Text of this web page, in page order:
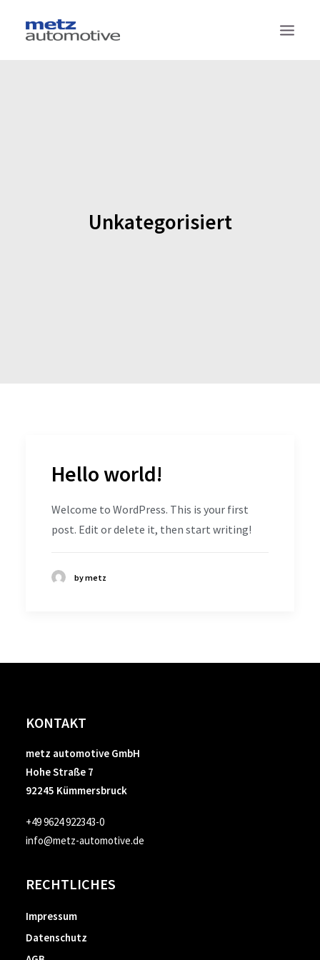
Unkategorisiert
Hello world!
Welcome to WordPress. This is your first
post. Edit or delete it, then start writing!
by metz
KONTAKT
metz automotive GmbH
Hohe Straße 7
92245 Kümmersbruck
+49 9624 922343-0
info@metz-automotive.de
RECHTLICHES
Impressum
Datenschutz